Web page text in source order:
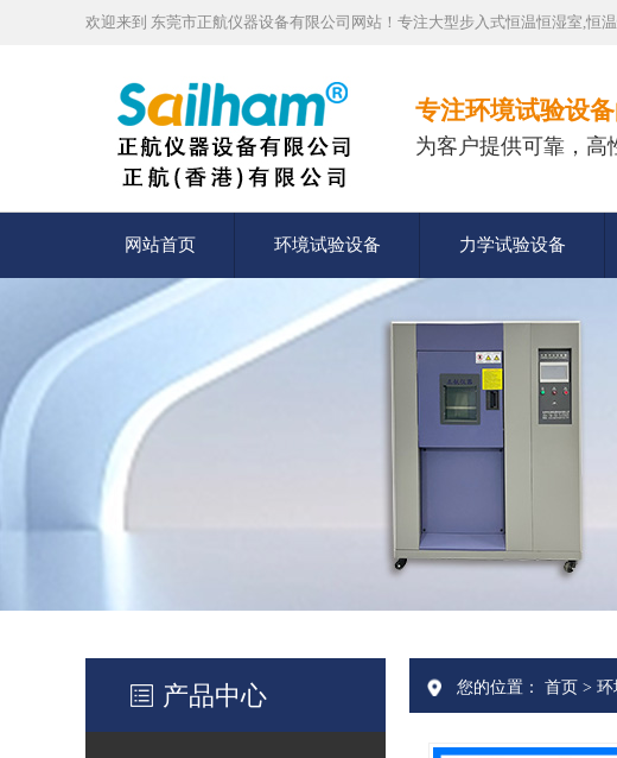
欢迎来到 东莞市正航仪器设备有限公司网站！专注大型步入式恒温恒湿室,恒
专注环境试验设
为客户提供可靠，高
网站首页 环境试验设备 力学试验设备
产品中心 您的位置： 首页 > 环